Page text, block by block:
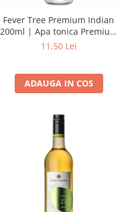
Fever Tree Premium Indian
200ml | Apa tonica Premium
Indian
11,50 Lei
ADAUGA IN COS